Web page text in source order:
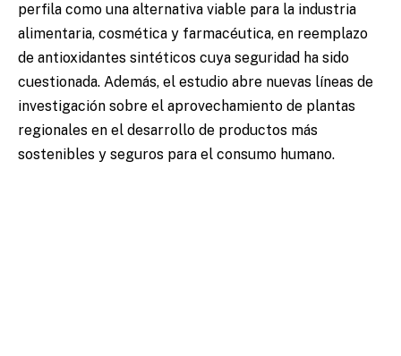
perfila como una alternativa viable para la industria
alimentaria, cosmética y farmacéutica, en reemplazo
de antioxidantes sintéticos cuya seguridad ha sido
cuestionada. Además, el estudio abre nuevas líneas de
investigación sobre el aprovechamiento de plantas
regionales en el desarrollo de productos más
sostenibles y seguros para el consumo humano.